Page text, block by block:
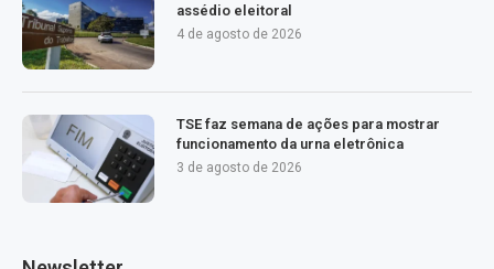
assédio eleitoral
4 de agosto de 2026
TSE faz semana de ações para mostrar
funcionamento da urna eletrônica
3 de agosto de 2026